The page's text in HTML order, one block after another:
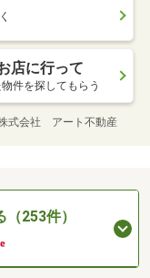
店に行って
件を探してもらう
式会社 アート不動産
253件）